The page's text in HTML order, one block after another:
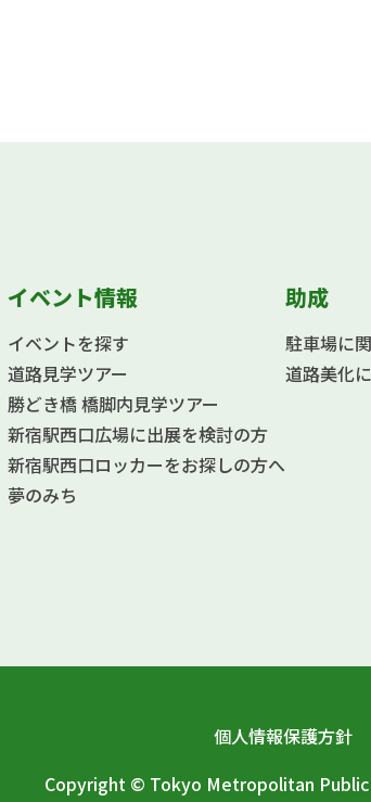
イベント情報
イベントを探す
道路見学ツアー
勝どき橋 橋脚内見学ツアー
新宿駅西口広場に出展を検討の方
新宿駅西口ロッカーをお探しの方へ
夢のみち
助成
駐車場に
道路美化
個人情報保護方針
Copyright © Tokyo Metropolitan